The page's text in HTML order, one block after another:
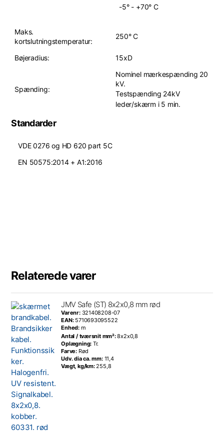
-5° - +70° C
Maks.
kortslutningstemperatur:
250° C
Bøjeradius: 15xD
Spænding:
Nominel mærkespænding 20
kV.
Testspænding 24kV
leder/skærm i 5 min.
Standarder
VDE 0276 og HD 620 part 5C
EN 50575:2014 + A1:2016
Relaterede varer
JMV Safe (ST) 8x2x0,8 mm rød
Varenr: 321408208-07
EAN: 5710693095522
Enhed: m
Antal / tværsnit mm²:8x2x0,8
Oplægning: Tr.
Farve: Rød
Udv. dia ca. mm: 11,4
Vægt, kg/km:255,8